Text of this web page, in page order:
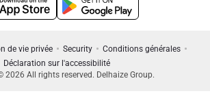
de vie privée Security
Conditions générales
Déclaration sur l'accessibilité
2026 All rights reserved. Delhaize Group.